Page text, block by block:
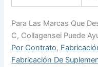
Para Las Marcas Que
C, Collagensei Puede
Por Contrato,
Fabricación De